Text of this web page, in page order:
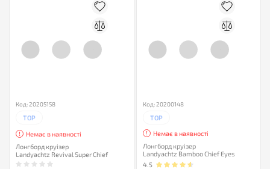
Код: 20205158
TOP
Немає в наявності
Лонгборд круізер
Landyachtz Revival Super Chief
Код: 20200148
TOP
Немає в наявності
Лонгборд круізер
Landyachtz Bamboo Chief Eyes
4.5